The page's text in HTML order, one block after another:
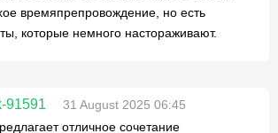
времяпрепровождение, но есть
которые немного настораживают.
91591
31 August 2025 06:45
отличное сочетание